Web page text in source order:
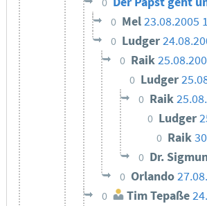
0 Mel23.08.2005
0 Ludger
0 Raik
0 Ludger
0 Raik
0 Ludger
0 Raik
0 Dr.
0 Orlando
0 Tim Tepaße